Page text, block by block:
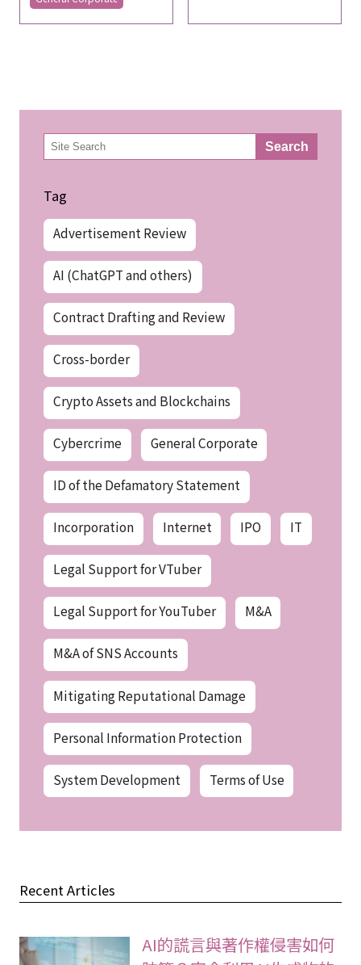
検
索 Search
Tag
Advertisement Review
AI (ChatGPT and others)
Contract Drafting and Review
Cross-border
Crypto Assets and Blockchains
Cybercrime General Corporate
ID of the Defamatory Statement
Incorporation Internet IPO IT
Legal Support for VTuber
Legal Support for YouTuber M&A
M&A of SNS Accounts
Mitigating Reputational Damage
Personal Information Protection
System Development Terms of Use
Recent Articles
AI的謊言與著作權侵害如何